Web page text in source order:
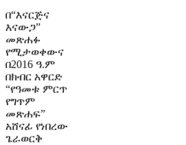
በ“እናርጅና
እናውጋ”
መጽሐፉ
የሚታወቀውና
በ2016 ዓ.ም
በክብር አዋርድ
“የዓመቱ ምርጥ
የግጥም
መጽሐፍ”
አሸናፊ የነበረው
ጌራወርቅ